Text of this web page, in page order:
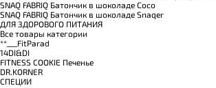
SNAQ FABRIQ Батончик в шоколаде Coco
SNAQ FABRIQ Батончик в шоколаде Snaqer
ДЛЯ ЗДОРОВОГО ПИТАНИЯ
Все товары категории
**___FitParad
14DI&DI
FITNESS COOKIE Печенье
DR.KORNER
СПЕЦИИ